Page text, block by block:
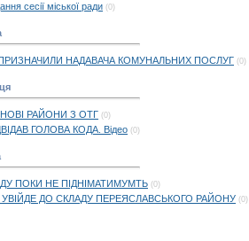
сесії міської ради (0)
НАДАВАЧА КОМУНАЛЬНИХ ПОСЛУГ (0)
РАЙОНИ З ОТГ (0)
ГОЛОВА КОДА. Відео (0)
ПОКИ НЕ ПІДНІМАТИМУМТЬ (0)
ДО СКЛАДУ ПЕРЕЯСЛАВСЬКОГО РАЙОНУ (0)